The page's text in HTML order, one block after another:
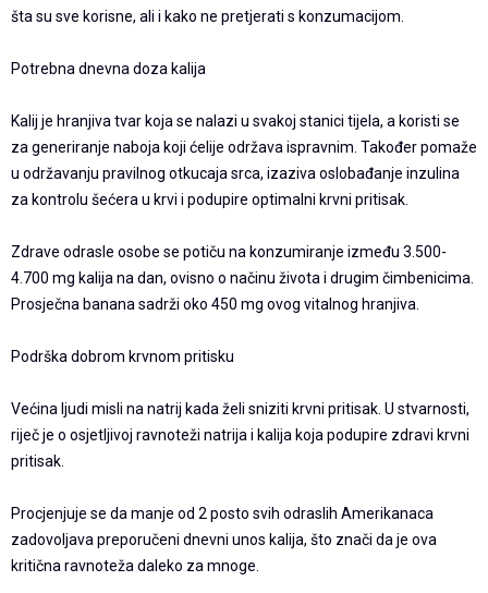
šta su sve korisne, ali i kako ne pretjerati s konzumacijom.
Potrebna dnevna doza kalija
Kalij je hranjiva tvar koja se nalazi u svakoj stanici tijela, a koristi se
za generiranje naboja koji ćelije održava ispravnim. Također pomaže
u održavanju pravilnog otkucaja srca, izaziva oslobađanje inzulina
za kontrolu šećera u krvi i podupire optimalni krvni pritisak.
Zdrave odrasle osobe se potiču na konzumiranje između 3.500-
4.700 mg kalija na dan, ovisno o načinu života i drugim čimbenicima.
Prosječna banana sadrži oko 450 mg ovog vitalnog hranjiva.
Podrška dobrom krvnom pritisku
Većina ljudi misli na natrij kada želi sniziti krvni pritisak. U stvarnosti,
riječ je o osjetljivoj ravnoteži natrija i kalija koja podupire zdravi krvni
pritisak.
Procjenjuje se da manje od 2 posto svih odraslih Amerikanaca
zadovoljava preporučeni dnevni unos kalija, što znači da je ova
kritična ravnoteža daleko za mnoge.